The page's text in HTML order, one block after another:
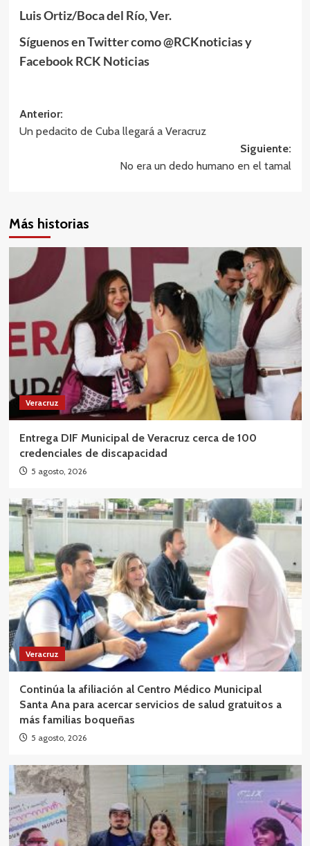
Luis Ortiz/Boca del Río, Ver.
Síguenos en Twitter como @RCKnoticias y
Facebook RCK Noticias
Navegación
de
Anterior:
Un pedacito de Cuba llegará a Veracruz
Siguiente:
No era un dedo humano en el tamal
Más historias
Veracruz
Entrega DIF Municipal de Veracruz cerca de 100
credenciales de discapacidad
5 agosto, 2026
Veracruz
Continúa la afiliación al Centro Médico Municipal
Santa Ana para acercar servicios de salud gratuitos a
más familias boqueñas
5 agosto, 2026